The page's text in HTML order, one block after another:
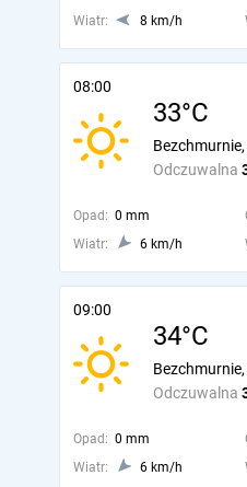
Wiatr: 8 km/h
08:00
33°C
Odczuwalna
Opad: 0 mm
Wiatr:
6 km/h
09:00
34°C
Odczuwalna
Opad: 0 mm
Wiatr:
6 km/h